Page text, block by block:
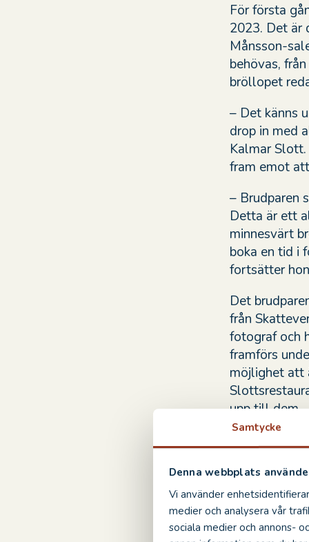
Samtycke
Denna webbplats
Vi använder
medier och analysera vår
sociala medier och annons-
För första
2023. Det är
Månsson-
behövas,
bröllopet
– Det känns
drop in med
Kalmar
fram emot
– Brudparen
Detta är ett
minnesvärt
boka en tid i
fortsätter
Det
från
fotograf och
framförs
möjlighet att
upp till dem.
vigslarna